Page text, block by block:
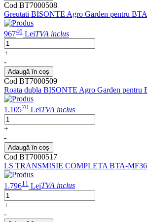
Cod BT7000508
Greutati BISONTE Agro Garden pentru
96746 LeiTVA inclus
+
-
Adaugă în coș
Cod BT7000509
Roata dubla BISONTE Agro Garden pentru
1.10570 LeiTVA inclus
+
-
Adaugă în coș
Cod BT7000517
LS TRANSMISIE COMPLETA BTA-
1.79611 LeiTVA inclus
+
-